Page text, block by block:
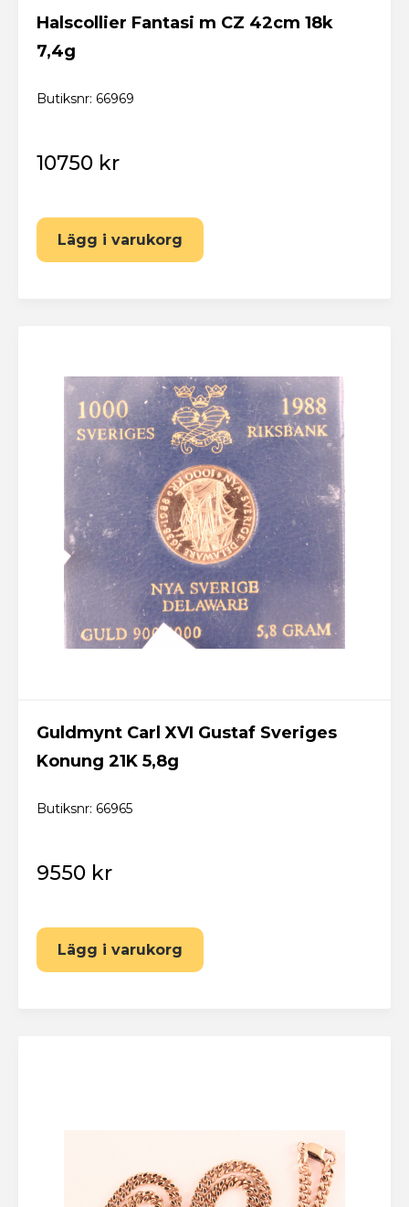
Fyll i din e-postadress nedan
Halscollier Fantasi m CZ 42cm 18k
7,4g
Butiksnr: 66969
10750 kr
Lägg i varukorg
Guldmynt Carl XVI Gustaf Sveriges
Konung 21K 5,8g
Butiksnr: 66965
9550 kr
Lägg i varukorg